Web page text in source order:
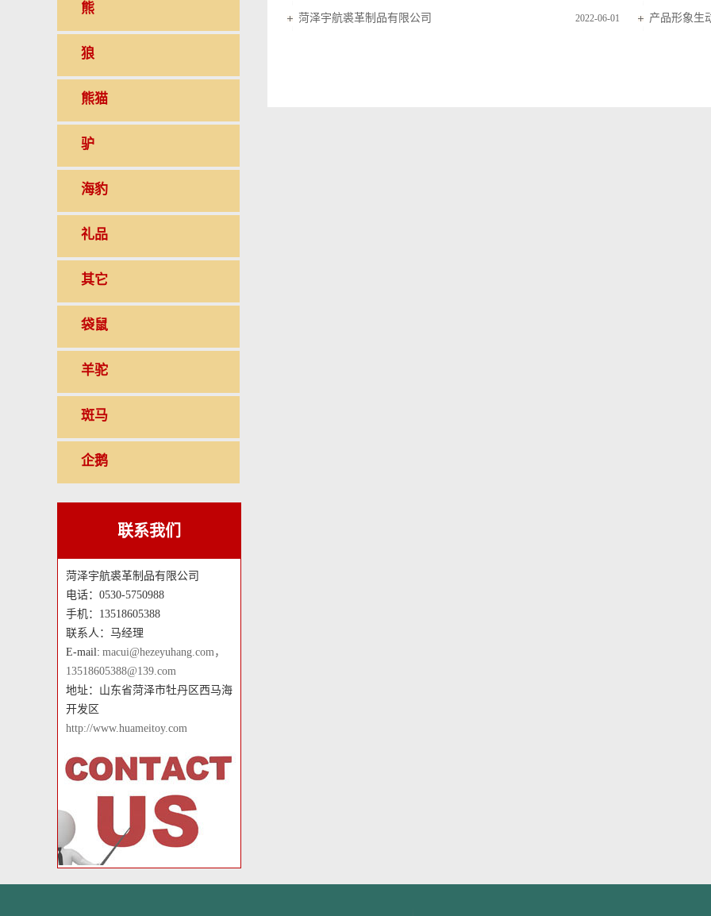
熊
狼
熊猫
驴
海豹
礼品
其它
袋鼠
羊驼
斑马
企鹅
联系我们
菏泽宇航裘革制品有限公司
电话：0530-5750988
手机：13518605388
联系人：马经理
E-mail: macui@hezeyuhang.com，
13518605388@139.com
地址：山东省菏泽市牡丹区西马海
开发区
http://www.huameitoy.com
2022-06-01
菏泽宇航裘革制品有限公司 产品形象生